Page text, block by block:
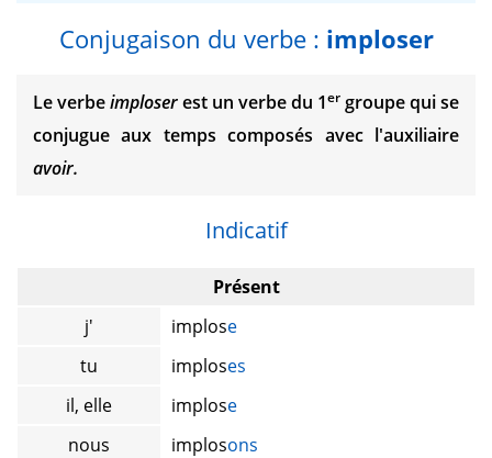
Conjugaison du verbe : imploser
Le verbeimploserest un verbe du 1er groupe qui se
conjugue aux temps composés avec l'auxiliaire
avoir.
Indicatif
Présent
j'
implose
tu
imploses
il, elle
implose
nous
implosons